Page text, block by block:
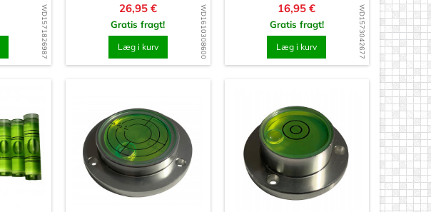
WD1571826987 WD1610308600
Pris
26,95 €
Gratis fragt!
Læg i kurv WD1573042677
Pris
16,95 €
Gratis fragt!
Læg i kurv